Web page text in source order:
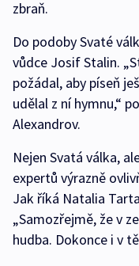
zbraň.
Do podoby Svaté
vůdce Josif Stalin.
požádal, aby píseň
udělal z ní hymnu,“
Alexandrov.
Nejen Svatá válka,
expertů výrazně
Jak říká Natalia
„Samozřejmě, že v
hudba. Dokonce i v